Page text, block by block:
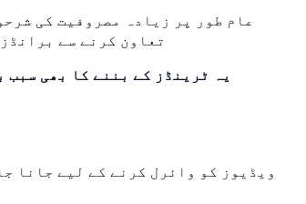
تعاون کرنے سے
یہ ٹرینڈز کے بننے کا بھی سبب